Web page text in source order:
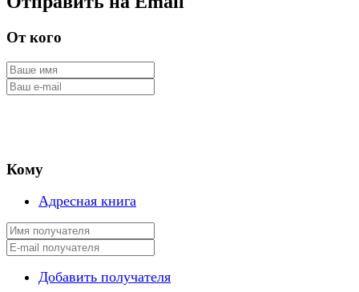
От кого
Кому
Адресная книга
Добавить получателя